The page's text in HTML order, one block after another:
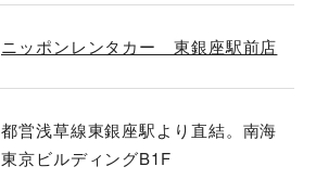
ニッポンレンタカー 東銀座駅前店
都営浅草線東銀座駅より直結。南海
東京ビルディングB1F